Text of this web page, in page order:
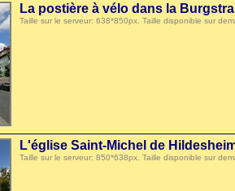
La postière à vélo dans la
Taille sur le serveur: 638*850px. Taille disponible sur
L'église Saint-Michel de
Taille sur le serveur: 850*638px. Taille disponible sur